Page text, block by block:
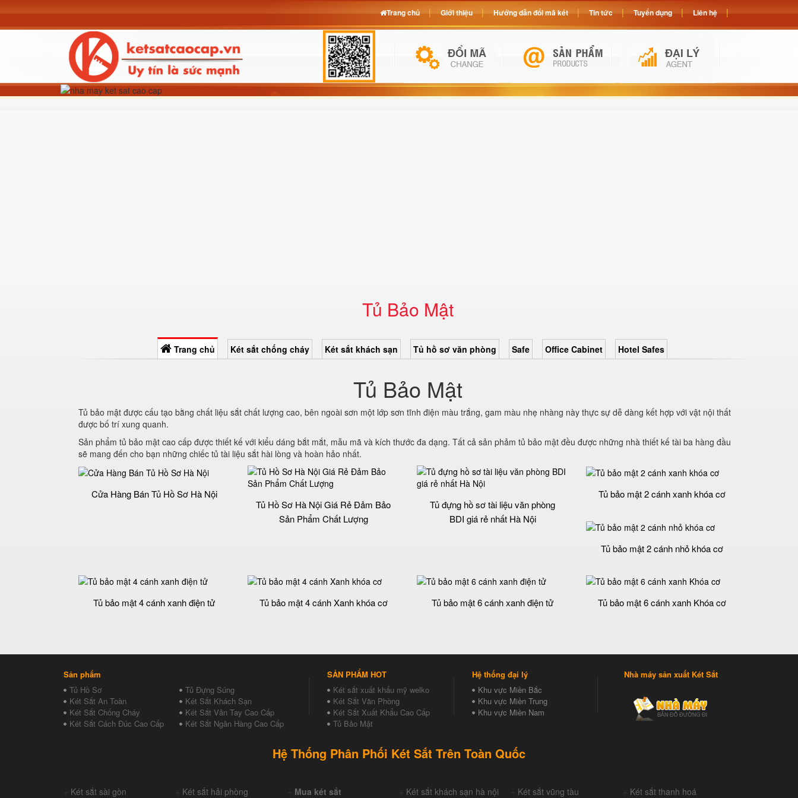
Tủ Bảo Mật
Trang chủ Két sắt chống cháy Két sắt khách sạn Tủ hồ sơ văn phòng Safe Office Cabinet Hotel Safes
Tủ Bảo Mật
Tủ bảo mật được cấu tạo bằng chất liệu sắt chất lượng cao, bên ngoài sơn một lớp sơn tĩnh điện màu trắng, gam màu nhẹ nhàng này thực sự dễ dàng kết hợp với vật nội thất
được bố trí xung quanh.
Sản phẩm tủ bảo mật cao cấp được thiết kế với kiểu dáng bắt mắt, mẫu mã và kích thước đa dạng. Tất cả sản phảm tủ bảo mật đều được những nhà thiết kế tài ba hàng đầu
sẽ mang đến cho bạn những chiếc tủ tài liệu sắt hài lòng và hoàn hảo nhất.
Cửa Hàng Bán Tủ Hồ Sơ Hà Nội
Tủ Hồ Sơ Hà Nội Giá Rẻ Đảm Bảo
Sản Phẩm Chất Lượng‎
Tủ đựng hồ sơ tài liệu văn phòng
BDI giá rẻ nhất Hà Nội
Tủ bảo mật 2 cánh xanh khóa cơ
Tủ bảo mật 2 cánh nhỏ khóa cơ
Tủ bảo mật 4 cánh xanh điện tử Tủ bảo mật 4 cánh Xanh khóa cơ Tủ bảo mật 6 cánh xanh điện tử Tủ bảo mật 6 cánh xanh Khóa cơ
Sản phẩm
Tủ Hồ Sơ
Tủ Đựng Súng
Két Sắt An Toàn
Két Sắt Khách Sạn
Két Sắt Chống Cháy
Két Sắt Vân Tay Cao Cấp
Két Sắt Cách Đúc Cao Cấp
Két Sắt Ngân Hàng Cao Cấp
SẢN PHẨM HOT
Két sắt xuất khẩu mỹ welko
Két Sắt Văn Phòng
Két Sắt Xuất Khẩu Cao Cấp
Tủ Bảo Mật
Hệ thống đại lý
Khu vực Miền Bắc
Khu vực Miền Trung
Khu vực Miền Nam
Nhà máy sản xuất Két Sắt
Hệ Thống Phân Phối Két Sắt Trên Toàn Quốc
Két sắt sài gòn Két sắt hải phòng Mua két sắt Két sắt khách sạn hà nội Két sắt vũng tàu
Két sắt thanh hoá
Trang chủ Giới thiệu Hướng dẫn đổi mã két Tin tức Tuyển dụng Liên hệ